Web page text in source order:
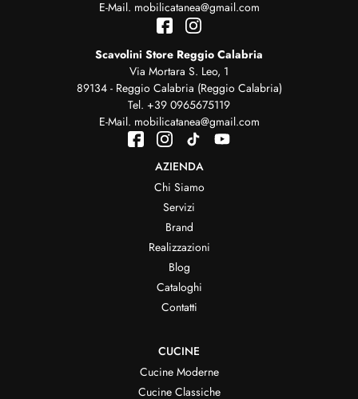
E-Mail. mobilicatanea@gmail.com
Scavolini Store Reggio Calabria
Via Mortara S. Leo, 1
89134 - Reggio Calabria (Reggio Calabria)
Tel. +39 0965675119
E-Mail. mobilicatanea@gmail.com
AZIENDA
Chi Siamo
Servizi
Brand
Realizzazioni
Blog
Cataloghi
Contatti
CUCINE
Cucine Moderne
Cucine Classiche